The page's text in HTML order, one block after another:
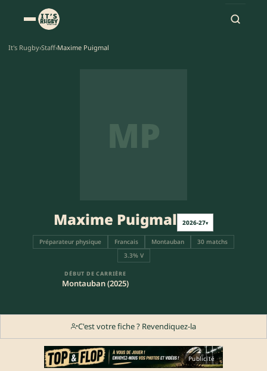
It's Rugby›Staff›Maxime Puigmal
MP
Maxime Puigmal 2026-27▾
Préparateur physique Francais Montauban
30 matchs
3.3% V
DÉBUT DE CARRIÈRE
Montauban (2025)
C'est votre fiche ? Revendiquez-la
Publicité